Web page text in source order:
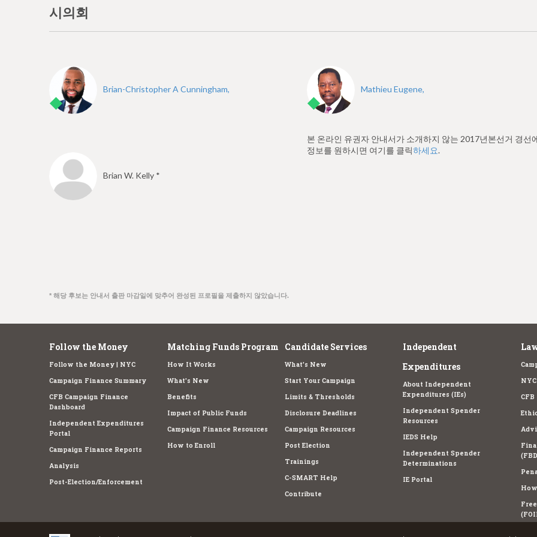
시의회
Brian-Christopher A Cunningham, Mathieu Eugene,
Brian W. Kelly *
본 온라인 유권자 안내서가 소개하지 않는 2017년본선거 경선
정보를 원하시면 여기를 클릭하세요.
* 해당 후보는 안내서 출판 마감일에 맞추어 완성된 프로필을 제출하지 않았습니다.
Follow the Money
Follow the Money | NYC
Campaign Finance Summary
CFB Campaign Finance
Dashboard
Independent Expenditures
Portal
Campaign Finance Reports
Analysis
Post-Election/Enforcement
Matching Funds Program
How It Works
What's New
Benefits
Impact of Public Funds
Campaign Finance Resources
How to Enroll
Candidate Services
What's New
Start Your Campaign
Limits & Thresholds
Disclosure Deadlines
Campaign Resources
Post Election
Trainings
C-SMART Help
Contribute
Independent
Expenditures
About Independent
Expenditures (IEs)
Independent Spender
Resources
IEDS Help
Independent Spender
Determinations
IE Portal
CFB